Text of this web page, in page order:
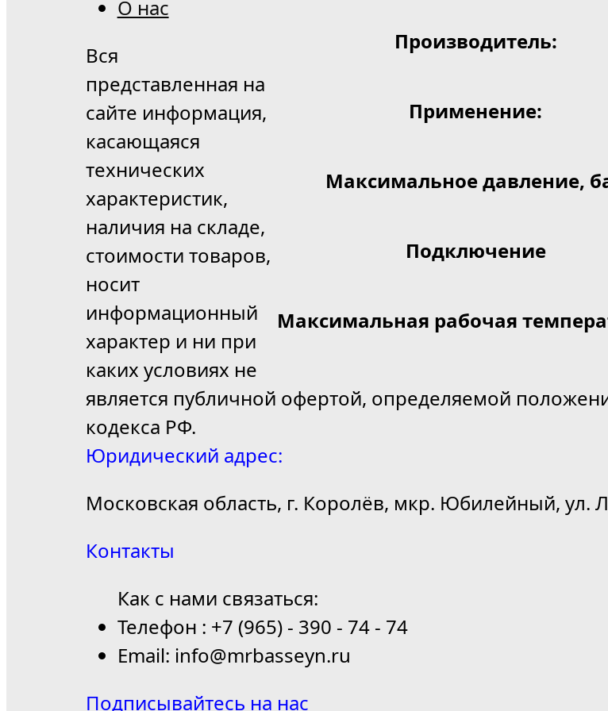
Производитель:
Применение:
Максимальное давление,
Подключение
Максимальная рабочая
О нас
Вся
представленная на
сайте информация,
касающаяся
технических
характеристик,
наличия на складе,
стоимости товаров,
носит
информационный
характер и ни при
каких условиях не
является публичной офертой, определяемой
кодекса РФ.
Юридический адрес:
Московская область, г. Королёв, мкр. Юбилейный, ул.
Контакты
Как с нами связаться:
Телефон : +7 (965) - 390 - 74 - 74
Email: info@mrbasseyn.ru
Подписывайтесь на нас